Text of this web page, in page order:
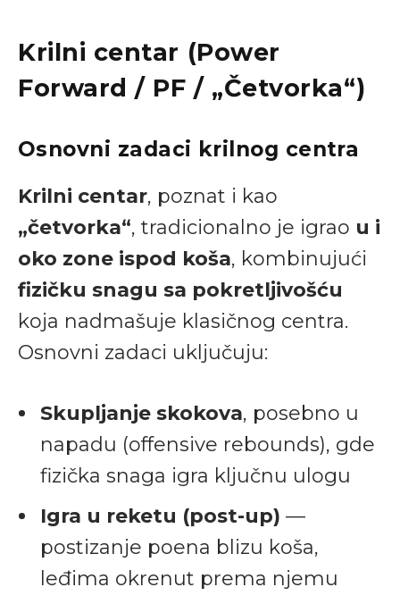
Krilni centar (Power
Forward / PF / „Četvorka“)
Osnovni zadaci krilnog centra
Krilni centar, poznat i kao
„četvorka“, tradicionalno je igrao u i
oko zone ispod koša, kombinujući
fizičku snagu sa pokretljivošću
koja nadmašuje klasičnog centra.
Osnovni zadaci uključuju:
Skupljanje skokova, posebno u
napadu (offensive rebounds), gde
fizička snaga igra ključnu ulogu
Igra u reketu (post-up) —
postizanje poena blizu koša,
leđima okrenut prema njemu